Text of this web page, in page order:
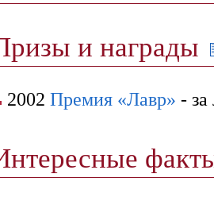
и награды
2002 Премия «Лавр» -